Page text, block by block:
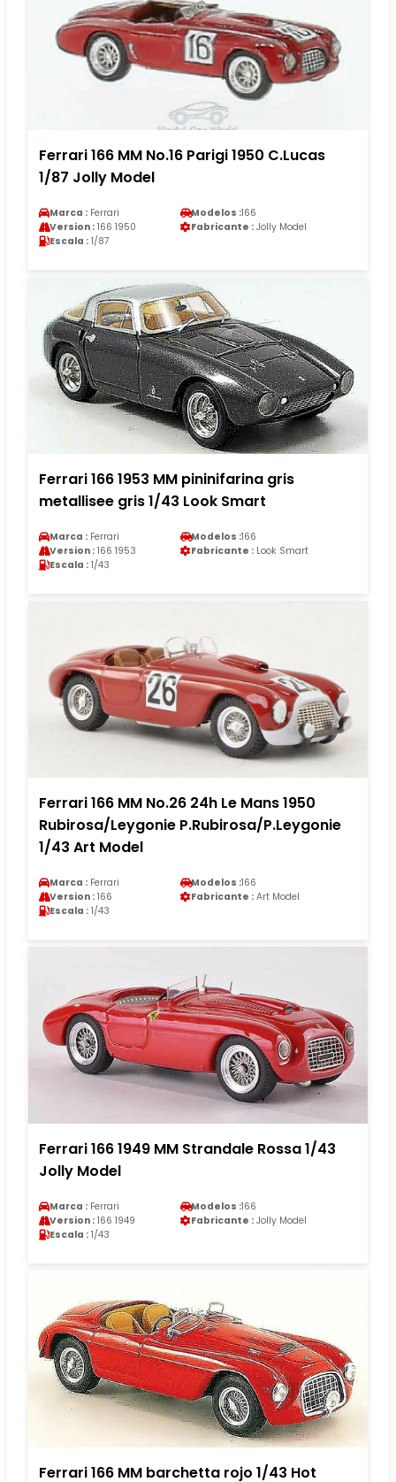
Ferrari 166 MM No.16 Parigi 1950 C.Lucas
1/87 Jolly Model
Marca : Ferrari Modelos :166
Version : 166 1950 Fabricante : Jolly Model
Escala : 1/87
Ferrari 166 1953 MM pininifarina gris
metallisee gris 1/43 Look Smart
Marca : Ferrari Modelos :166
Version : 166 1953 Fabricante : Look Smart
Escala : 1/43
Ferrari 166 MM No.26 24h Le Mans 1950
Rubirosa/Leygonie P.Rubirosa/P.Leygonie
1/43 Art Model
Marca : Ferrari Modelos :166
Version : 166 Fabricante : Art Model
Escala : 1/43
Ferrari 166 1949 MM Strandale Rossa 1/43
Jolly Model
Marca : Ferrari Modelos :166
Version : 166 1949 Fabricante : Jolly Model
Escala : 1/43
Ferrari 166 MM barchetta rojo 1/43 Hot